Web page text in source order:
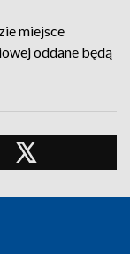
miejsce
oddane będą